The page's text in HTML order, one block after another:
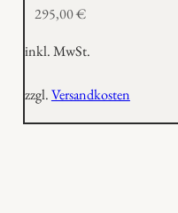
295,00€
inkl. MwSt.
zzgl.Versandkosten